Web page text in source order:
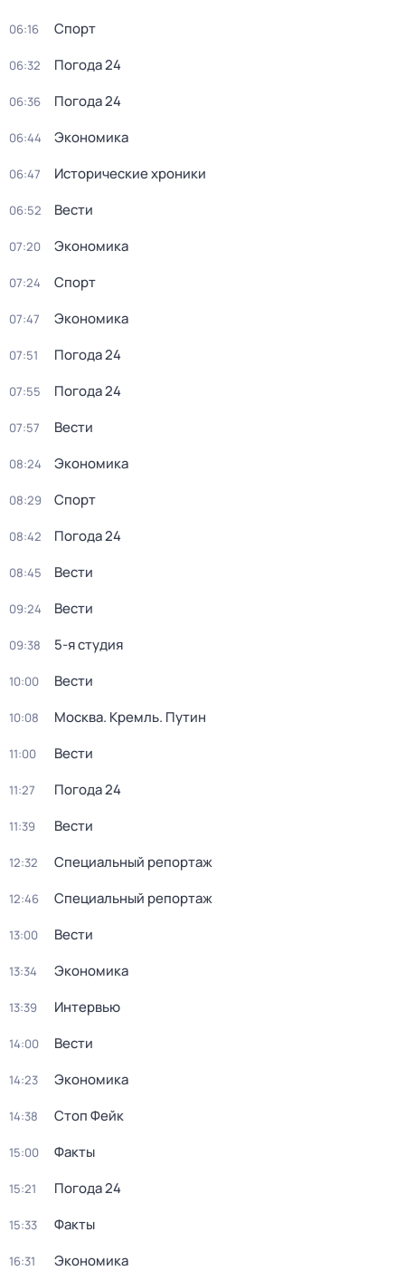
06:16 Спорт
06:32 Погода 24
06:36 Погода 24
06:44 Экономика
06:47 Исторические хроники
06:52 Вести
07:20 Экономика
07:24 Спорт
07:47 Экономика
07:51 Погода 24
07:55 Погода 24
07:57 Вести
08:24 Экономика
08:29 Спорт
08:42 Погода 24
08:45 Вести
09:24 Вести
09:38 5-я студия
10:00 Вести
10:08 Москва. Кремль. Путин
11:00 Вести
11:27 Погода 24
11:39 Вести
12:32 Специальный репортаж
12:46 Специальный репортаж
13:00 Вести
13:34 Экономика
13:39 Интервью
14:00 Вести
14:23 Экономика
14:38 Стоп Фейк
15:00 Факты
15:21 Погода 24
15:33 Факты
16:31 Экономика